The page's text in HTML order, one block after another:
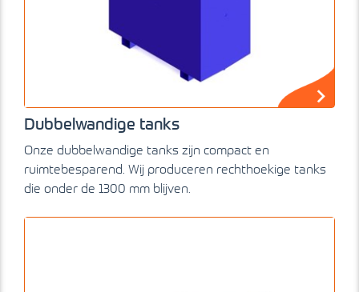
Dubbelwandige tanks
Onze dubbelwandige tanks zijn compact en
ruimtebesparend. Wij produceren rechthoekige tanks
die onder de 1300 mm blijven.